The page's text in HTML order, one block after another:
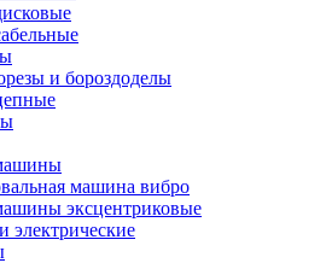
и бороздоделы
машина вибро
эксцентриковые
электрические